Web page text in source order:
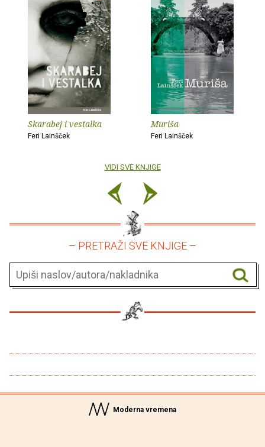
Skarabej i vestalka
Feri Lainšček
Muriša
Feri Lainšček
VIDI SVE KNJIGE
– PRETRAŽI SVE KNJIGE –
Moderna vremena